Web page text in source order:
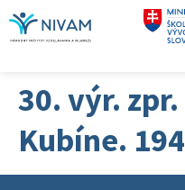
30. výr.
Kubíne.